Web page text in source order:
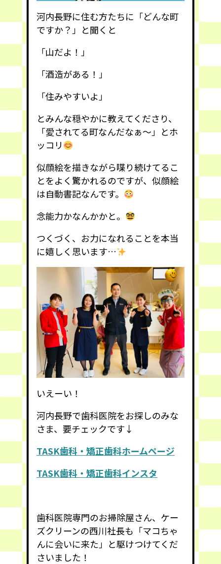
河内長野に住む方たちに「どんな町
ですか？」と聞くと
「山だよ！」
「酒造がある！」
「住みやすいよ」
とみんな穏やかに教えてくださり、
「愛されてる町なんだなぁ〜」とホ
ッコリ
似顔絵を描きながら喋り続けてるこ
とをよく驚かれるのですが、似顔絵
は自動書記なんです。
念能力かなんかかと。
つくづく、お力になれることを本当
に嬉しく思います…
いえーい！
河内長野で歯科医院をお探しのみな
さま、要チェックです↓
TASK歯科・矯正歯科ホームページ
TASK歯科・矯正歯科インスタ
歯科医院専門のお掃除屋さん、ケー
ズクリーンの西川社長も「マコちゃ
んに会いに来た」と駆けつけてくだ
さいました！